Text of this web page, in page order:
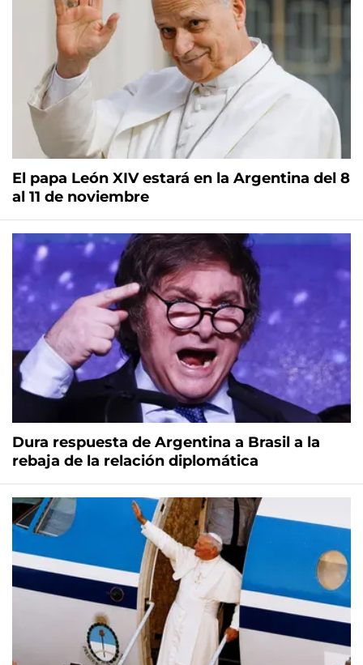
El papa León XIV estará en la Argentina del 8
al 11 de noviembre
Dura respuesta de Argentina a Brasil a la
rebaja de la relación diplomática